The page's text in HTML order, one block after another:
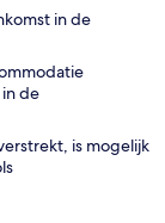
in de
de
is mogelijk